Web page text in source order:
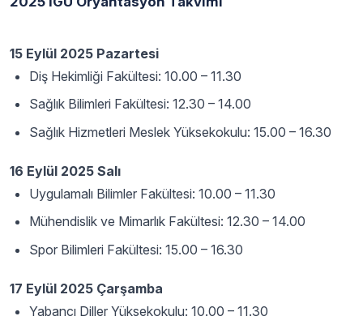
15 Eylül 2025 Pazartesi
Diş Hekimliği Fakültesi: 10.00 – 11.30
Sağlık Bilimleri Fakültesi: 12.30 – 14.00
Sağlık Hizmetleri Meslek Yüksekokulu: 15.00 – 16.30
16 Eylül 2025 Salı
Uygulamalı Bilimler Fakültesi: 10.00 – 11.30
Mühendislik ve Mimarlık Fakültesi: 12.30 – 14.00
Spor Bilimleri Fakültesi: 15.00 – 16.30
17 Eylül 2025 Çarşamba
Yabancı Diller Yüksekokulu: 10.00 – 11.30